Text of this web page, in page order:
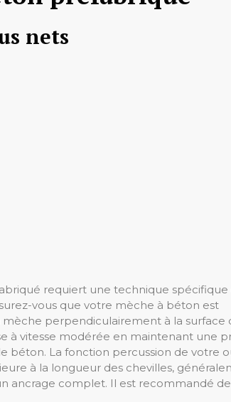
nets
requiert une technique spécifique
vous que votre mèche à béton est
perpendiculairement à la surface
vitesse modérée en maintenant une
béton. La fonction percussion de votre
à la longueur des chevilles,
ancrage complet. Il est recommandé